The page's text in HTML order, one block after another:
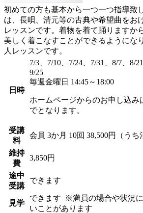
初めての方も基本から一つ一つ指導致
は、長唄、清元等の古典や希望曲をお
レッスンです。着物を着て踊りますか
美しく着こなすことができるようにな
人レッスンです。
日時
7/3、7/10、7/24、7/31、8/7、8/
9/25
毎週金曜日 14:45～18:00
ホームページからのお申し込み
でとなります。
受講
料
会員 3か月 10回 38,500円（うち
維持
費
3,850円
途中
受講
できます
見学
できます
※満員の場合や状況
いことがあります